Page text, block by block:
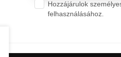
Hozzájárulok
felhasználásához.